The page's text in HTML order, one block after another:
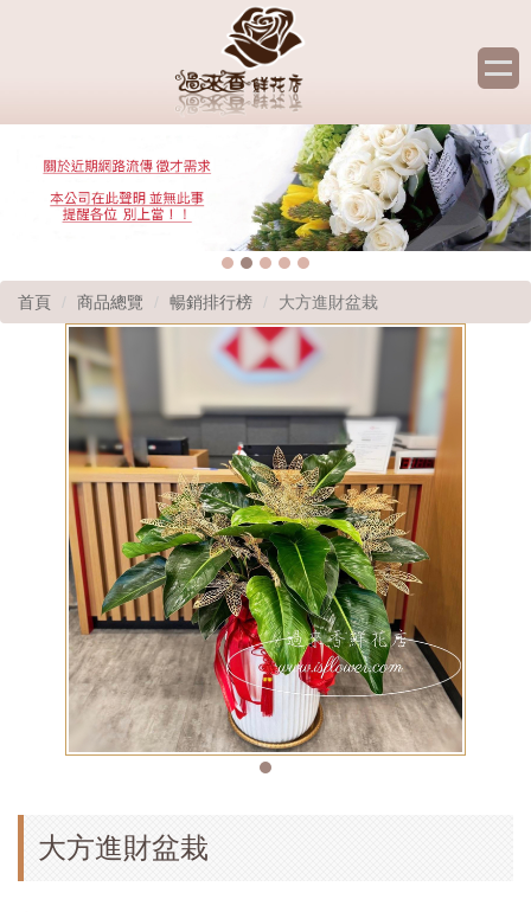
首頁 商品總覽 暢銷排行榜 大方進財盆栽
大方進財盆栽